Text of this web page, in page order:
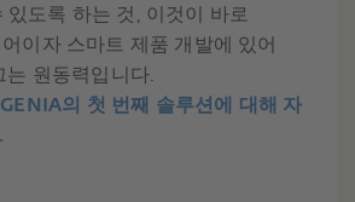
있도록 하는 것, 이것이 바로
이자 스마트 제품 개발에 있어
는 원동력입니다.
의 첫 번째 솔루션에 대해 자